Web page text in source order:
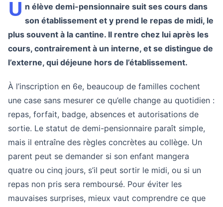
U n élève demi-pensionnaire suit ses cours dans
son établissement et y prend le repas de midi, le
plus souvent à la cantine. Il rentre chez lui après les
cours, contrairement à un interne, et se distingue de
l’externe, qui déjeune hors de l’établissement.
À l’inscription en 6e, beaucoup de familles cochent
une case sans mesurer ce qu’elle change au quotidien :
repas, forfait, badge, absences et autorisations de
sortie. Le statut de demi-pensionnaire paraît simple,
mais il entraîne des règles concrètes au collège. Un
parent peut se demander si son enfant mangera
quatre ou cinq jours, s’il peut sortir le midi, ou si un
repas non pris sera remboursé. Pour éviter les
mauvaises surprises, mieux vaut comprendre ce que